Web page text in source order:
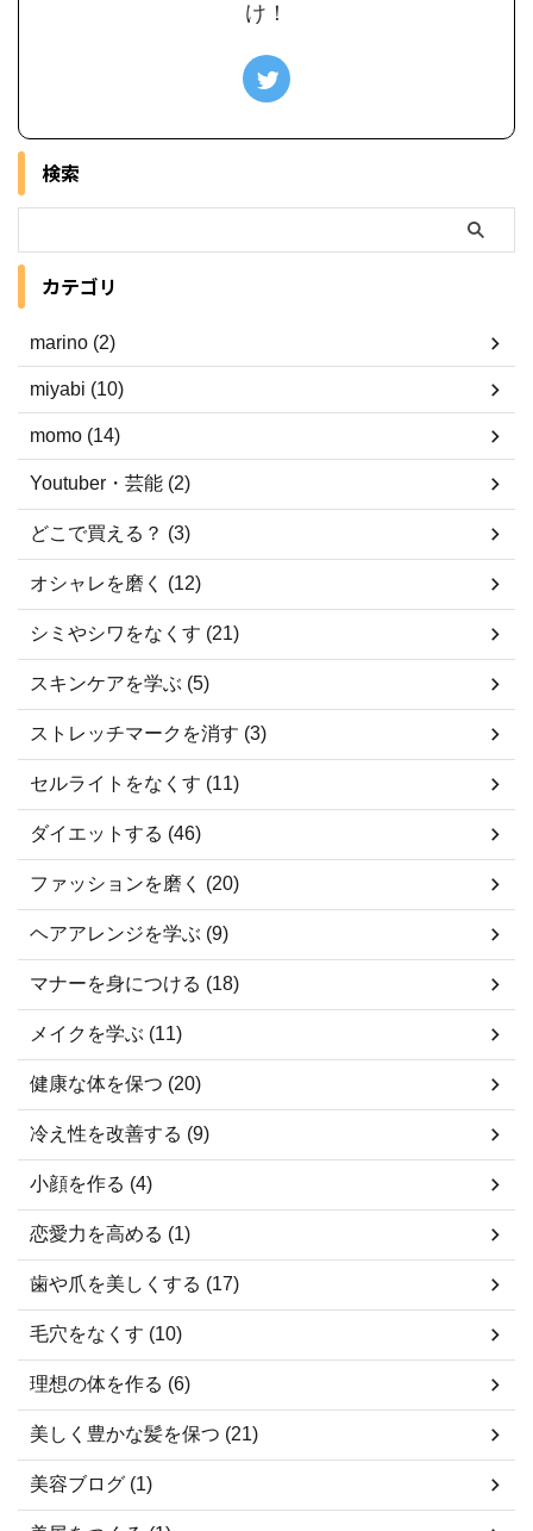
け！
検索
カテゴリ
marino (2)
miyabi (10)
momo (14)
Youtuber・芸能 (2)
どこで買える？ (3)
オシャレを磨く (12)
シミやシワをなくす (21)
スキンケアを学ぶ (5)
ストレッチマークを消す (3)
セルライトをなくす (11)
ダイエットする (46)
ファッションを磨く (20)
ヘアアレンジを学ぶ (9)
マナーを身につける (18)
メイクを学ぶ (11)
健康な体を保つ (20)
冷え性を改善する (9)
小顔を作る (4)
恋愛力を高める (1)
歯や爪を美しくする (17)
毛穴をなくす (10)
理想の体を作る (6)
美しく豊かな髪を保つ (21)
美容ブログ (1)